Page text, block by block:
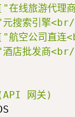
在线旅游代
搜索引擎
航空公司直
店批发商
网关)